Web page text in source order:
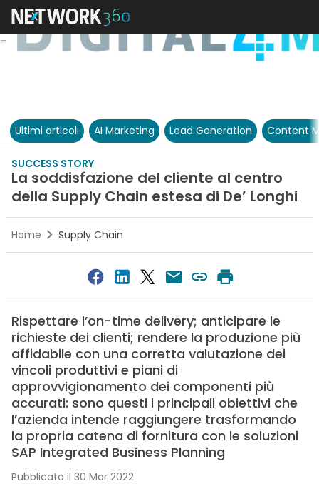
Ultimi articoli AI Marketing Lead Generation Content
SUCCESS STORY
La soddisfazione del cliente al centro
della Supply Chain estesa di De’ Longhi
Home Supply Chain
Rispettare l’on-time delivery; anticipare le
richieste dei clienti; rendere la produzione più
affidabile con una corretta valutazione dei
vincoli produttivi e piani di
approvvigionamento dei componenti più
accurati: sono questi i principali obiettivi che
l’azienda intende raggiungere trasformando
la propria catena di fornitura con le soluzioni
SAP Integrated Business Planning
Pubblicato il 30 Mar 2022